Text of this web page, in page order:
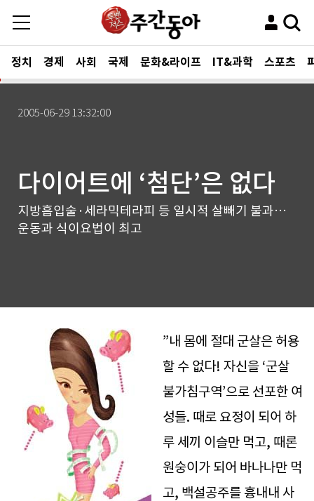
정치 경제 사회 국제 문화&라이프 IT&과학 스포츠
2005-06-29 13:32:00
다이어트에 ‘첨단’은 없다
지방흡입술·세라믹테라피 등 일시적 살빼기 불과…
운동과 식이요법이 최고
”내 몸에 절대 군살은 허용
할 수 없다! 자신을 ‘군살
불가침구역’으로 선포한 여
성들. 때로 요정이 되어 하
루 세끼 이슬만 먹고, 때론
원숭이가 되어 바나나만 먹
고, 백설공주를 흉내내 사